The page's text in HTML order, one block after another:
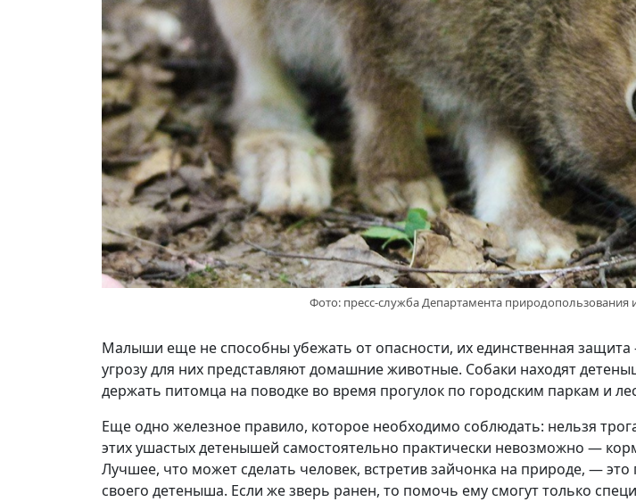
Фото: пресс-служба Департамента
Малыши еще не способны убежать от опасности, их единственная
угрозу для них представляют домашние животные. Собаки находят
держать питомца на поводке во время прогулок по городским паркам и
Еще одно железное правило, которое необходимо соблюдать: нельзя
этих ушастых детенышей самостоятельно практически невозможно —
Лучшее, что может сделать человек, встретив зайчонка на природе, —
своего детеныша. Если же зверь ранен, то помочь ему смогут только